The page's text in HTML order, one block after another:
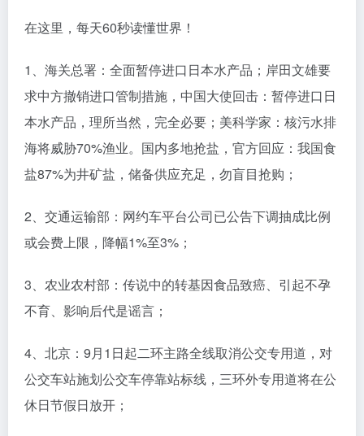
在这里，每天60秒读懂世界！
1、海关总署：全面暂停进口日本水产品；岸田文雄要
求中方撤销进口管制措施，中国大使回击：暂停进口日
本水产品，理所当然，完全必要；美科学家：核污水排
海将威胁70%渔业。国内多地抢盐，官方回应：我国食
盐87%为井矿盐，储备供应充足，勿盲目抢购；
2、交通运输部：网约车平台公司已公告下调抽成比例
或会费上限，降幅1%至3%；
3、农业农村部：传说中的转基因食品致癌、引起不孕
不育、影响后代是谣言；
4、北京：9月1日起二环主路全线取消公交专用道，对
公交车站施划公交车停靠站标线，三环外专用道将在公
休日节假日放开；